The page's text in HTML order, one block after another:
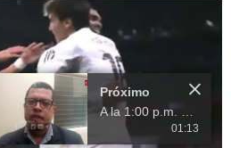
3. Kylian Mbappé anota golazo con el Real Madrid ante el Sevilla
00:13